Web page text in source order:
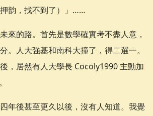
韵，找不到了）」……
來的路。首先是數學確實考不盡人意，
。人大強基和南科大撞了，得二選一。
，居然有人大學長 Cocoly1990 主動加
年後甚至更久以後，沒有人知道。我覺